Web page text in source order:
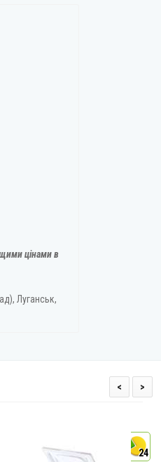
цінами в
Луганськ,
24
< >